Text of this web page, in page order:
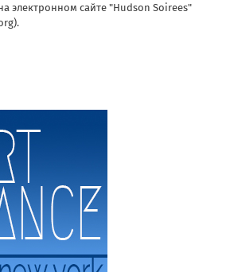
электронном сайте "Hudson Soirees"